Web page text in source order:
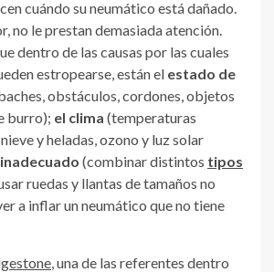
cuándo su neumático está dañado.
no le prestan demasiada atención.
dentro de las causas por las cuales
estropearse, están el estado de
obstáculos, cordones, objetos
burro); el clima (temperaturas
y heladas, ozono y luz solar
(combinar distintos tipos
usar ruedas y llantas de tamaños no
a inflar un neumático que no tiene
, una de las referentes dentro